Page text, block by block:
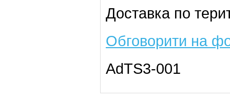
Доставка по
Обговорити на
AdTS3-001